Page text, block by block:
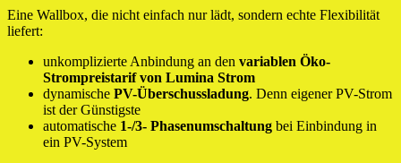
Eine Wallbox, die nicht einfach nur lädt, sondern echte Flexibilität
liefert:
unkomplizierte Anbindung an den variablen Öko-
Strompreistarif von Lumina Strom
dynamische PV-Überschussladung. Denn eigener PV-Strom
ist der Günstigste
automatische 1-/3- Phasenumschaltung bei Einbindung in
ein PV-System